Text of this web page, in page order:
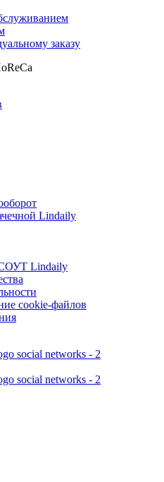
заказу
Lindaily
СОУТ Lindaily
cookie-файлов